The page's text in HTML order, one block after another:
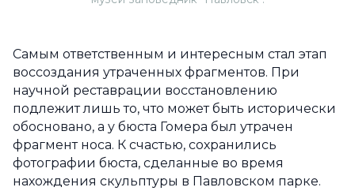
Самым ответственным и интересным стал этап
воссоздания утраченных фрагментов. При
научной реставрации восстановлению
подлежит лишь то, что может быть исторически
обосновано, а у бюста Гомера был утрачен
фрагмент носа. К счастью, сохранились
фотографии бюста, сделанные во время
нахождения скульптуры в Павловском парке.